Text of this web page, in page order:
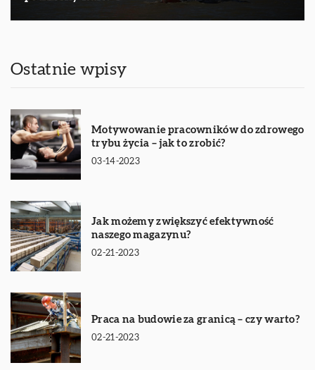
Ostatnie wpisy
Motywowanie pracowników do zdrowego
trybu życia – jak to zrobić?
03-14-2023
Jak możemy zwiększyć efektywność
naszego magazynu?
02-21-2023
Praca na budowie za granicą – czy warto?
02-21-2023